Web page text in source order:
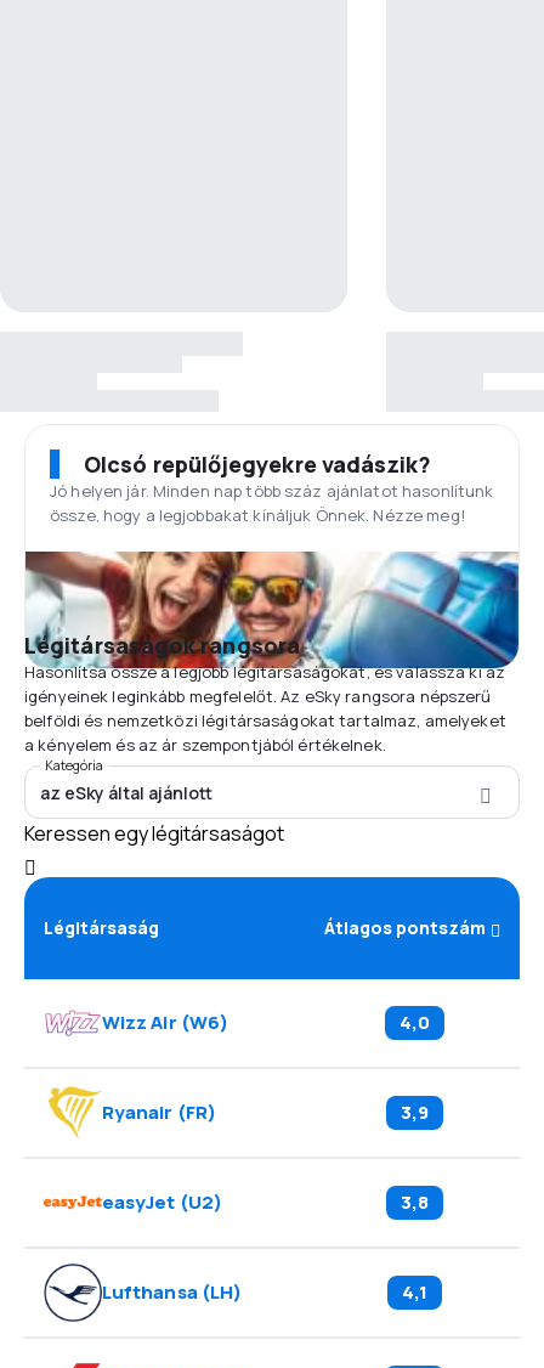
Olcsó repülőjegyekre vadászik?
Jó helyen jár. Minden nap több száz ajánlatot hasonlítunk
össze, hogy a legjobbakat kínáljuk Önnek. Nézze meg!
Légitársaságok rangsora
Hasonlítsa össze a legjobb légitársaságokat, és válassza ki az
igényeinek leginkább megfelelőt. Az eSky rangsora népszerű
belföldi és nemzetközi légitársaságokat tartalmaz, amelyeket
a kényelem és az ár szempontjából értékelnek.
Kategória
az eSky által ajánlott
Keressen egy légitársaságot
Légitársaság Átlagos pontszám
Wizz Air (W6) 4,0
Ryanair (FR) 3,9
easyJet (U2) 3,8
Lufthansa(LH) 4,1